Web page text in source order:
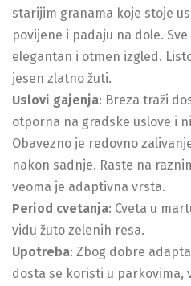
starijim granama koje stoje
povijene i padaju na dole.
elegantan i otmen izgled.
jesen zlatno žuti.
Uslovi gajenja: Breza traži
otporna na gradske uslove i
Obavezno je redovno
nakon sadnje. Raste na
veoma je adaptivna vrsta.
Period cvetanja: Cveta u
vidu žuto zelenih resa.
Upotreba: Zbog dobre
dosta se koristi u parkovima,